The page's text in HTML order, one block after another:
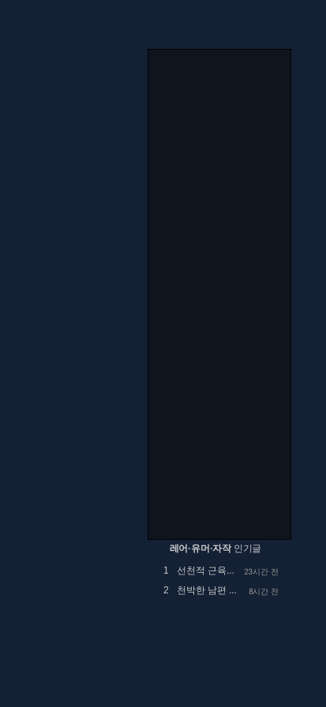
레어·유머·자작인기글
1 선천적 근육병인 아이를 정말 예뻐해 주시던 공익... 23시간 전
2 천박한 남편 때문에 고민 8시간 전